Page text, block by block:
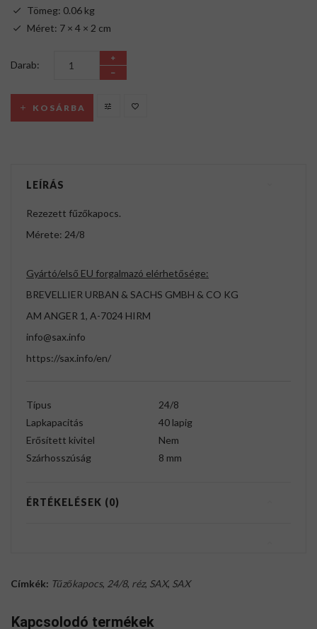
Tömeg: 0.06 kg
Méret: 7 × 4 × 2 cm
Darab:
KOSÁRBA
LEÍRÁS
Rezezett fűzőkapocs.
Mérete: 24/8
Gyártó/első EU forgalmazó elérhetősége:
BREVELLIER URBAN & SACHS GMBH & CO KG
AM ANGER 1, A-7024 HIRM
info@sax.info
https://sax.info/en/
Típus
24/8
Lapkapacitás
40 lapig
Erősített kivitel
Nem
Szárhosszúság
8 mm
ÉRTÉKELÉSEK (0)
Címkék: Tűzőkapocs, 24/8, réz, SAX, SAX
Kapcsolodó termékek